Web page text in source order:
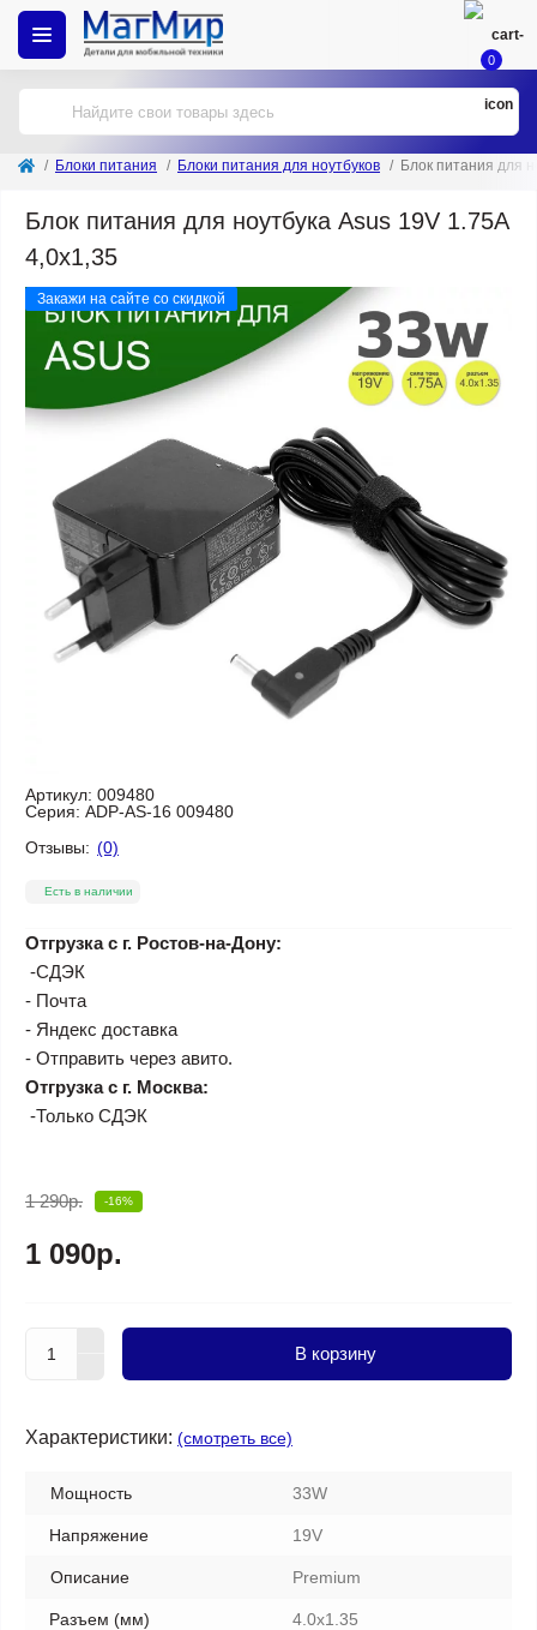
0
Блоки питания Блоки питания для ноутбуков Блок питания для
Блок питания для ноутбука Asus 19V 1.75A
4,0x1,35
Закажи на сайте со скидкой
Артикул: 009480
Серия: ADP-AS-16 009480
Отзывы: (0)
Есть в наличии
Отгрузка с г. Ростов-на-Дону:
-СДЭК
- Почта
- Яндекс доставка
- Отправить через авито.
Отгрузка с г. Москва:
-Только СДЭК
1 290р. -16%
1 090р.
В корзину
Характеристики: (смотреть все)
Мощность 33W
Напряжение 19V
Описание Premium
Разъем (мм) 4.0x1.35